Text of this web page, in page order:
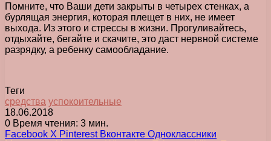
Помните, что Ваши дети закрыты в четырех стенках, а
бурлящая энергия, которая плещет в них, не имеет
выхода. Из этого и стрессы в жизни. Прогуливайтесь,
отдыхайте, бегайте и скачите, это даст нервной системе
разрядку, а ребенку самообладание.
Теги
средства успокоительные
18.06.2018
0 Время чтения: 3 мин.
Facebook X Pinterest Вконтакте Одноклассники